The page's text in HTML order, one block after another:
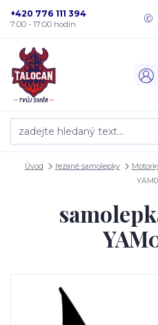
+420 776 111 394
7:00 - 17:00 hodin
Úvod řezané samolepky